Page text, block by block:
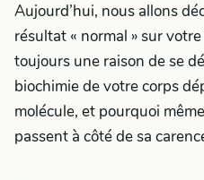
Aujourd’hui, nous allons
résultat « normal » sur
toujours une raison de se
biochimie de votre corps
molécule, et pourquoi
passent à côté de sa